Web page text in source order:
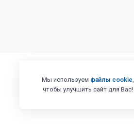
Мы используем файлы cookie,
чтобы улучшить сайт для Вас!